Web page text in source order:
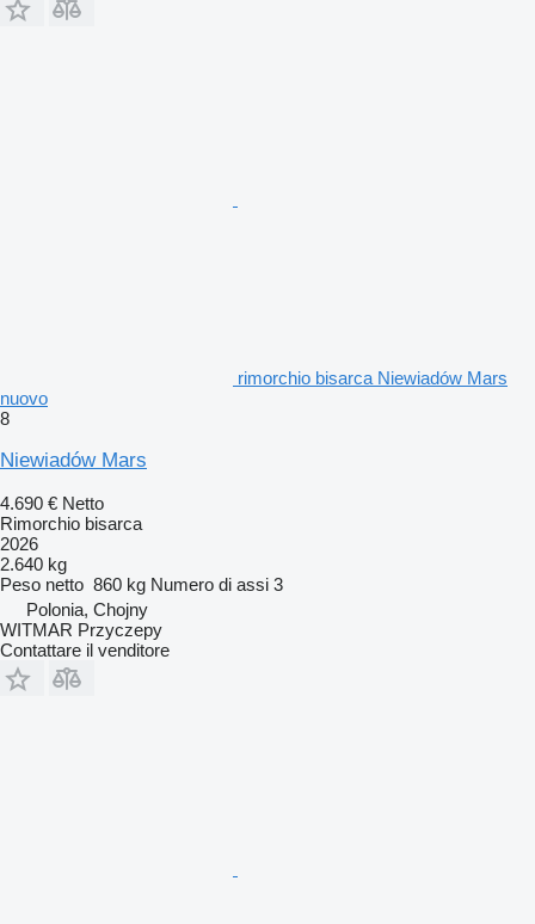
rimorchio bisarca Niewiadów Mars
nuovo
8
Niewiadów Mars
4.690 € Netto
Rimorchio bisarca
2026
2.640 kg
Peso netto 860 kg Numero di assi 3
Polonia, Chojny
WITMAR Przyczepy
Contattare il venditore